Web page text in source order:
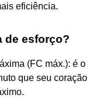
eficiência.
de esforço?
(FC máx.): é o
que seu coração